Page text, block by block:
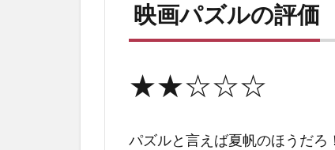
パ
評
2
映画パズルの評価
★★☆☆☆
パズルと言えば夏帆のほうだろ